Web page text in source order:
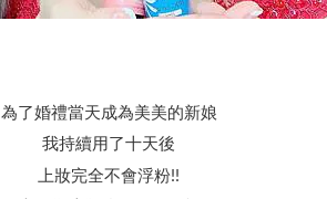
為了婚禮當天成為美美的新娘
我持續用了十天後
上妝完全不會浮粉!!